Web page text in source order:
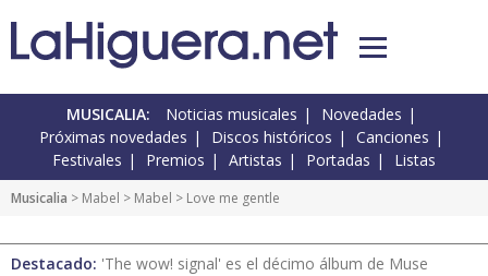
MUSICALIA: Noticias musicales
Novedades
Próximas novedades
Discos históricos
Canciones
Festivales
Premios Artistas Portadas Listas
Musicalia > Mabel > Mabel > Love me gentle
Destacado: 'The wow! signal' es el décimo álbum de Muse